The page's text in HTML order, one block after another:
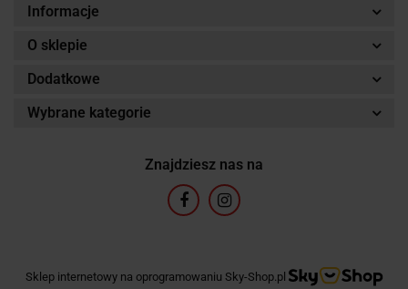
Informacje
O sklepie
Dodatkowe
Wybrane kategorie
Znajdziesz nas na
Sklep internetowy na oprogramowaniu Sky-Shop.pl